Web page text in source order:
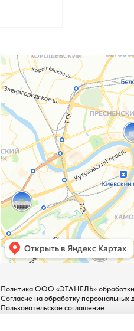
Политика ООО «ЭТАНЕЛЬ» обработки
Согласие на обработку персональных
Пользовательское соглашение